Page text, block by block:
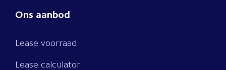
Ons aanbod
Lease voorraad
Lease calculator